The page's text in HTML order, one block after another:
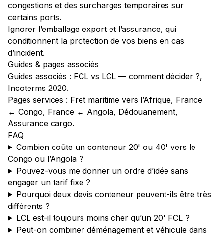
congestions et des surcharges temporaires sur
certains ports.
Ignorer l’emballage export et l’assurance, qui
conditionnent la protection de vos biens en cas
d’incident.
Guides & pages associés
Guides associés : FCL vs LCL — comment décider ?,
Incoterms 2020.
Pages services : Fret maritime vers l’Afrique, France
↔ Congo, France ↔ Angola, Dédouanement,
Assurance cargo.
FAQ
Combien coûte un conteneur 20' ou 40' vers le
Congo ou l’Angola ?
Pouvez-vous me donner un ordre d’idée sans
engager un tarif fixe ?
Pourquoi deux devis conteneur peuvent-ils être très
différents ?
LCL est-il toujours moins cher qu’un 20' FCL ?
Peut-on combiner déménagement et véhicule dans